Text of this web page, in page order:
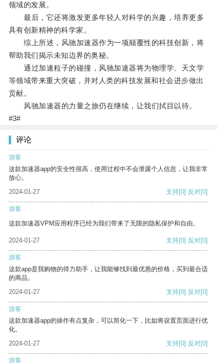
领域的发展。
最后，它还将激发更多年轻人对科学的兴趣，培养更多
具有创新精神的科学家。
综上所述，风驰加速器作为一项颠覆性的科技创新，将
帮助我们揭示未知边界的奥秘。
通过加速粒子的碰撞，风驰加速器将为物理学、天文学
等领域带来重大突破，并对人类的科技发展和社会进步做出
贡献。
风驰加速器的力量之旅仍在继续，让我们拭目以待。
#3#
评论
游客
这款加速器app的安全性很高，使用过程中不会泄露个人信息，让我非常
放心。
2024-01-27
支持[0] 反对[0]
游客
这款加速器VPM应用程序已经为我们带来了无限的隐私保护和自由。
2024-01-27 支持[0] 反对[0]
游客
这款app是我购物的得力助手，让我能够找到最优惠的价格，买到最合适
的商品。
2024-01-27
支持[0] 反对[0]
游客
这款加速器app的操作有点复杂，可以简化一下，比如将设置页面进行优
化。
2024-01-27
支持[0] 反对[0]
游客